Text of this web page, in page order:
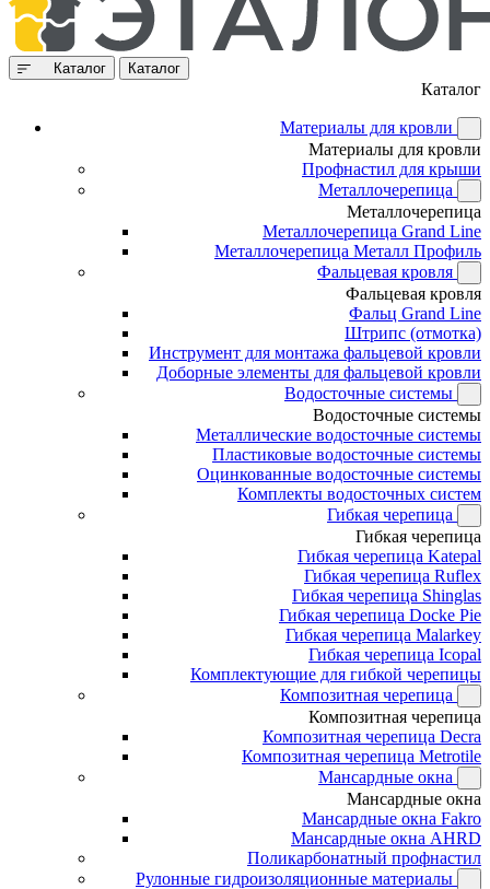
Каталог Каталог
Каталог
Материалы для кровли
Материалы для кровли
Профнастил для крыши
Металлочерепица
Металлочерепица
Металлочерепица Grand Line
Металлочерепица Металл Профиль
Фальцевая кровля
Фальцевая кровля
Фальц Grand Line
Штрипс (отмотка)
Инструмент для монтажа фальцевой кровли
Доборные элементы для фальцевой кровли
Водосточные системы
Водосточные системы
Металлические водосточные системы
Пластиковые водосточные системы
Оцинкованные водосточные системы
Комплекты водосточных систем
Гибкая черепица
Гибкая черепица
Гибкая черепица Katepal
Гибкая черепица Ruflex
Гибкая черепица Shinglas
Гибкая черепица Docke Pie
Гибкая черепица Malarkey
Гибкая черепица Icopal
Комплектующие для гибкой черепицы
Композитная черепица
Композитная черепица
Композитная черепица Decra
Композитная черепица Metrotile
Мансардные окна
Мансардные окна
Мансардные окна Fakro
Мансардные окна AHRD
Поликарбонатный профнастил
Рулонные гидроизоляционные материалы